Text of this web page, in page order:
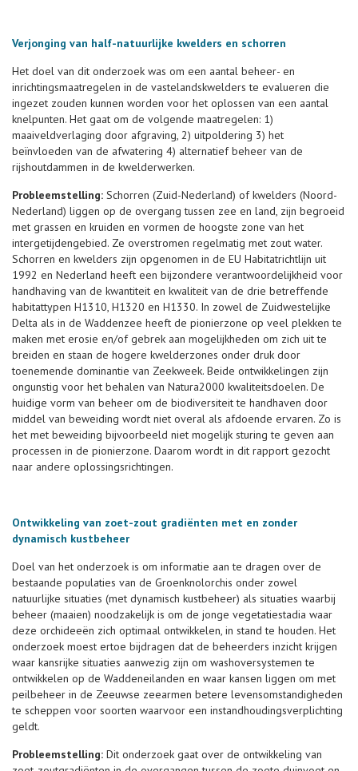
Verjonging van half-natuurlijke kwelders en schorren
Het doel van dit onderzoek was om een aantal beheer- en
inrichtingsmaatregelen in de vastelandskwelders te evalueren die
ingezet zouden kunnen worden voor het oplossen van een aantal
knelpunten. Het gaat om de volgende maatregelen: 1)
maaiveldverlaging door afgraving, 2) uitpoldering 3) het
beïnvloeden van de afwatering 4) alternatief beheer van de
rijshoutdammen in de kwelderwerken.
Probleemstelling: Schorren (Zuid-Nederland) of kwelders (Noord-
Nederland) liggen op de overgang tussen zee en land, zijn begroeid
met grassen en kruiden en vormen de hoogste zone van het
intergetijdengebied. Ze overstromen regelmatig met zout water.
Schorren en kwelders zijn opgenomen in de EU Habitatrichtlijn uit
1992 en Nederland heeft een bijzondere verantwoordelijkheid voor
handhaving van de kwantiteit en kwaliteit van de drie betreffende
habitattypen H1310, H1320 en H1330. In zowel de Zuidwestelijke
Delta als in de Waddenzee heeft de pionierzone op veel plekken te
maken met erosie en/of gebrek aan mogelijkheden om zich uit te
breiden en staan de hogere kwelderzones onder druk door
toenemende dominantie van Zeekweek. Beide ontwikkelingen zijn
ongunstig voor het behalen van Natura2000 kwaliteitsdoelen. De
huidige vorm van beheer om de biodiversiteit te handhaven door
middel van beweiding wordt niet overal als afdoende ervaren. Zo is
het met beweiding bijvoorbeeld niet mogelijk sturing te geven aan
processen in de pionierzone. Daarom wordt in dit rapport gezocht
naar andere oplossingsrichtingen.
Ontwikkeling van zoet-zout gradiënten met en zonder
dynamisch kustbeheer
Doel van het onderzoek is om informatie aan te dragen over de
bestaande populaties van de Groenknolorchis onder zowel
natuurlijke situaties (met dynamisch kustbeheer) als situaties waarbij
beheer (maaien) noodzakelijk is om de jonge vegetatiestadia waar
deze orchideeën zich optimaal ontwikkelen, in stand te houden. Het
onderzoek moest ertoe bijdragen dat de beheerders inzicht krijgen
waar kansrijke situaties aanwezig zijn om washoversystemen te
ontwikkelen op de Waddeneilanden en waar kansen liggen om met
peilbeheer in de Zeeuwse zeearmen betere levensomstandigheden
te scheppen voor soorten waarvoor een instandhoudingsverplichting
geldt.
Probleemstelling: Dit onderzoek gaat over de ontwikkeling van